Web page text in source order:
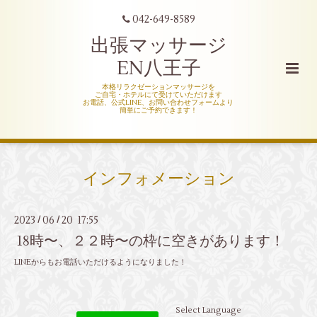
042-649-8589
出張マッサージ
EN八王子
本格リラクゼーションマッサージを
ご自宅・ホテルにて受けていただけます
お電話、公式LINE、お問い合わせフォームより
簡単にご予約できます！
インフォメーション
2023 / 06 /20 17:55
18時〜、２２時〜の枠に空きがあります！
LINEからもお電話いただけるようになりました！
Select Language